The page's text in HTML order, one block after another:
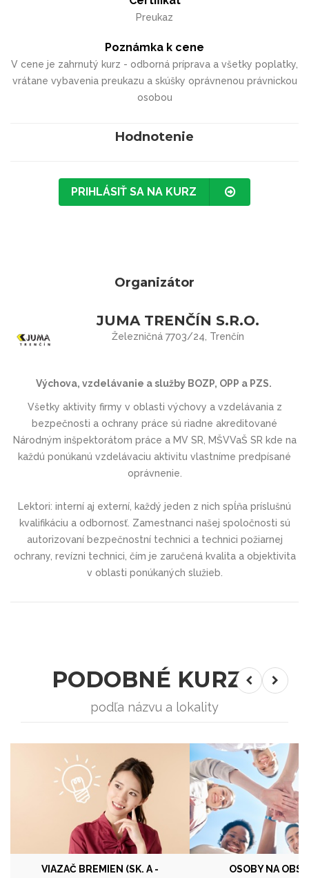
Preukaz
Poznámka k cene
V cene je zahrnutý kurz - odborná príprava a všetky poplatky,
vrátane vybavenia preukazu a skúšky oprávnenou právnickou
osobou
Hodnotenie
PRIHLÁSIŤ SA NA KURZ
Organizátor
JUMA TRENČÍN S.R.O.
Železničná 7703/24, Trenčín
Výchova, vzdelávanie a služby BOZP, OPP a PZS.
Všetky aktivity firmy v oblasti výchovy a vzdelávania z
bezpečnosti a ochrany práce sú riadne akreditované
Národným inšpektorátom práce a MV SR, MŠVVaŠ SR kde na
každú ponúkanú vzdelávaciu aktivitu vlastníme predpísané
oprávnenie.
Lektori: interní aj externí, každý jeden z nich spĺňa príslušnú
kvalifikáciu a odbornosť. Zamestnanci našej spoločnosti sú
autorizovaní bezpečnostní technici a technici požiarnej
ochrany, revízni technici, čím je zaručená kvalita a objektivita
v oblasti ponúkaných služieb.
PODOBNÉ KURZY
podľa názvu a lokality
VIAZAČ BREMIEN (SK. A -
OSOBY NA